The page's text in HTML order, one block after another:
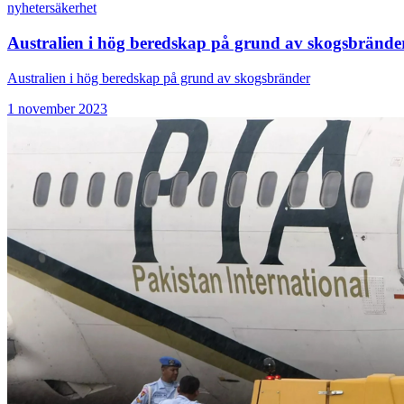
nyhetersäkerhet
Australien i hög beredskap på grund av
Australien i hög beredskap på grund av skogsbränder
1 november 2023